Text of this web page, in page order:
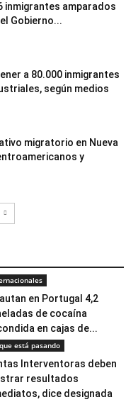
inmigrantes amparados
Gobierno...
a 80.000 inmigrantes
según medios
migratorio en Nueva
y
en Portugal 4,2
de cocaína
en cajas de...
está pasando
Interventoras deben
resultados
dice designada